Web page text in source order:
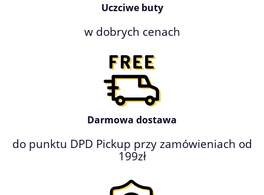
Uczciwe buty
w dobrych cenach
Darmowa dostawa
do punktu DPD Pickup przy zamówieniach od
199zł